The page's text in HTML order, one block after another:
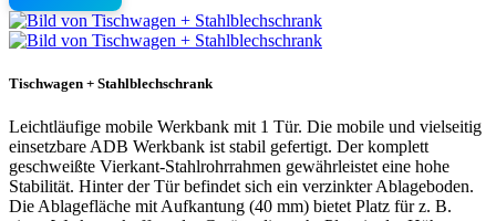
Tischwagen + Stahlblechschrank
Leichtläufige mobile Werkbank mit 1 Tür. Die mobile und vielseitig
einsetzbare ADB Werkbank ist stabil gefertigt. Der komplett
geschweißte Vierkant-Stahlrohrrahmen gewährleistet eine hohe
Stabilität. Hinter der Tür befindet sich ein verzinkter Ablageboden.
Die Ablagefläche mit Aufkantung (40 mm) bietet Platz für z. B.